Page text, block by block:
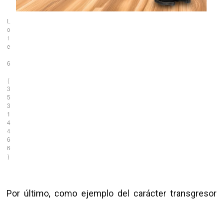
L
o
t
e
6
(
3
5
3
1
4
4
6
6
)
Por último, como ejemplo del carácter transgresor